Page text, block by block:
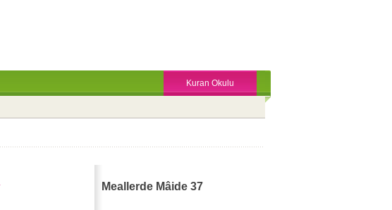
Kuran Okulu
Meallerde Mâide 37